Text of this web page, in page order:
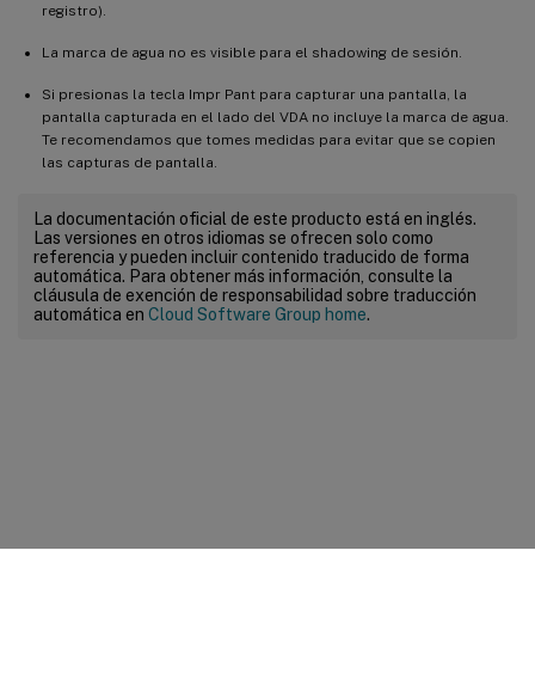
registro).
La marca de agua no es visible para el shadowing de sesión.
Si presionas la tecla Impr Pant para capturar una pantalla, la
pantalla capturada en el lado del VDA no incluye la marca de agua.
Te recomendamos que tomes medidas para evitar que se copien
las capturas de pantalla.
La documentación oficial de este producto está en inglés.
Las versiones en otros idiomas se ofrecen solo como
referencia y pueden incluir contenido traducido de forma
automática. Para obtener más información, consulte la
cláusula de exención de responsabilidad sobre traducción
automática en Cloud Software Group home.